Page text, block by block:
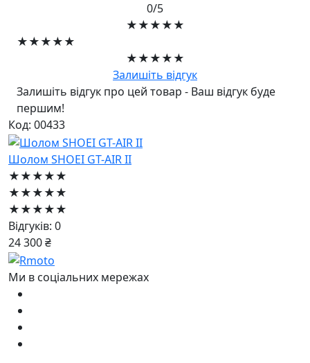
0/5
★★★★★
★★★★★
★★★★★
Залишіть відгук
Залишіть відгук про цей товар - Ваш відгук буде
першим!
Код: 00433
Шолом SHOEI GT-AIR II
★★★★★
★★★★★
★★★★★
Відгуків: 0
24 300 ₴
Ми в соціальних мережах